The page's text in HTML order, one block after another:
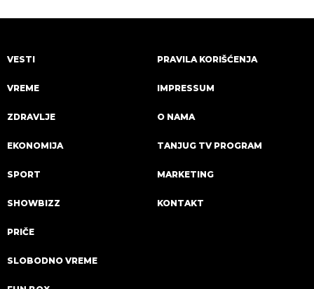
VESTI
VREME
ZDRAVLJE
EKONOMIJA
SPORT
SHOWBIZZ
PRIČE
SLOBODNO VREME
PRAVILA KORIŠĆENJA
IMPRESSUM
O NAMA
TANJUG TV PROGRAM
MARKETING
KONTAKT